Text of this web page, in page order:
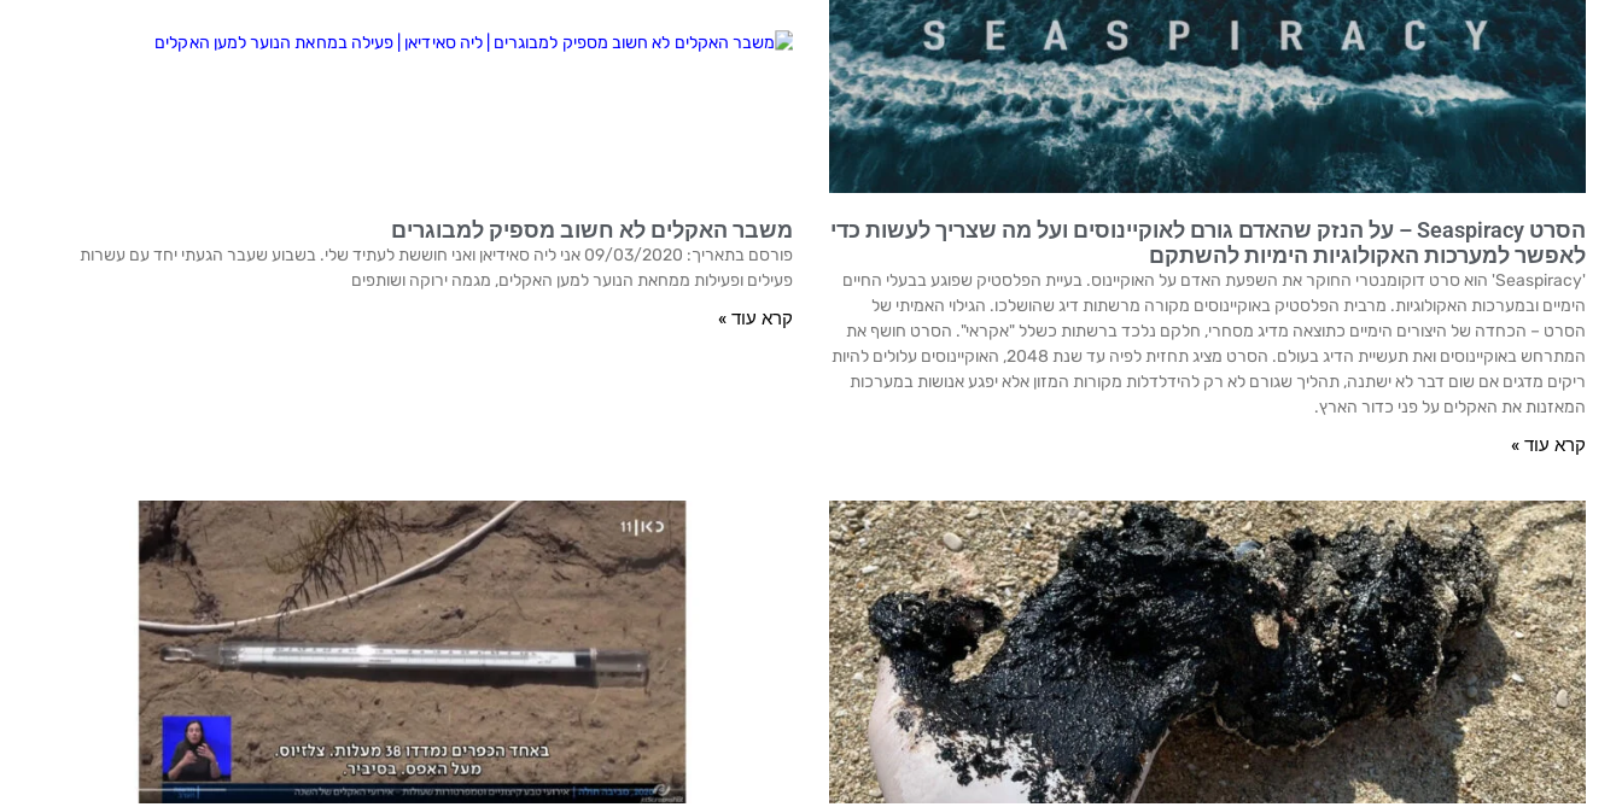
הסרט Seaspiracy – על הנזק שהאדם גורם לאוקיינוסים ועל מה שצריך לעשות כדי
לאפשר למערכות האקולוגיות הימיות להשתקם
'Seaspiracy' הוא סרט דוקומנטרי החוקר את השפעת האדם על האוקיינוס. בעיית הפלסטיק שפוגע בבעלי החיים
הימיים ובמערכות האקולוגיות. מרבית הפלסטיק באוקיינוסים מקורה מרשתות דיג שהושלכו. הגילוי האמיתי של
הסרט – הכחדה של היצורים הימיים כתוצאה מדיג מסחרי, חלקם נלכד ברשתות כשלל "אקראי". הסרט חושף את
המתרחש באוקיינוסים ואת תעשיית הדיג בעולם. הסרט מציג תחזית לפיה עד שנת 2048, האוקיינוסים עלולים להיות
ריקים מדגים אם שום דבר לא ישתנה, תהליך שגורם לא רק להידלדלות מקורות המזון אלא יפגע אנושות במערכות
המאזנות את האקלים על פני כדור הארץ.
קרא עוד »
משבר האקלים לא חשוב מספיק למבוגרים
פורסם בתאריך: 09/03/2020 אני ליה סאידיאן ואני חוששת לעתיד שלי. בשבוע שעבר הגעתי יחד עם עשרות
פעילים ופעילות ממחאת הנוער למען האקלים, מגמה ירוקה ושותפים
קרא עוד »